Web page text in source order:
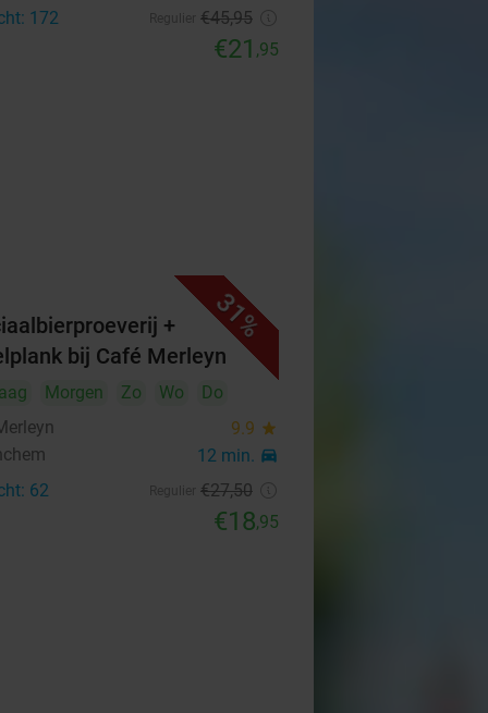
172 €45,95
€21 ,95
31%
+
bij Café Merleyn
Morgen Zo Wo
Do
9.9 star
12 min. directions_car
62 €27,50
€18,95